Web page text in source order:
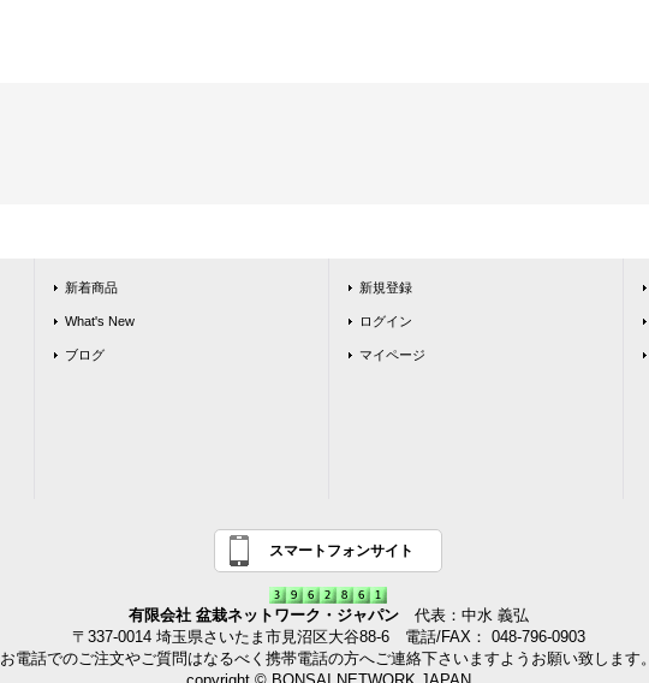
新着商品
What's New
ブログ
新規登録
ログイン
マイページ
スマートフォンサイト
有限会社 盆栽ネットワーク・ジャパン代表：中水 義弘
〒337-0014 埼玉県さいたま市見沼区大谷88-6 電話/FAX： 048-796-0903
お電話でのご注文やご質問はなるべく携帯電話の方へご連絡下さいますようお願い致します。